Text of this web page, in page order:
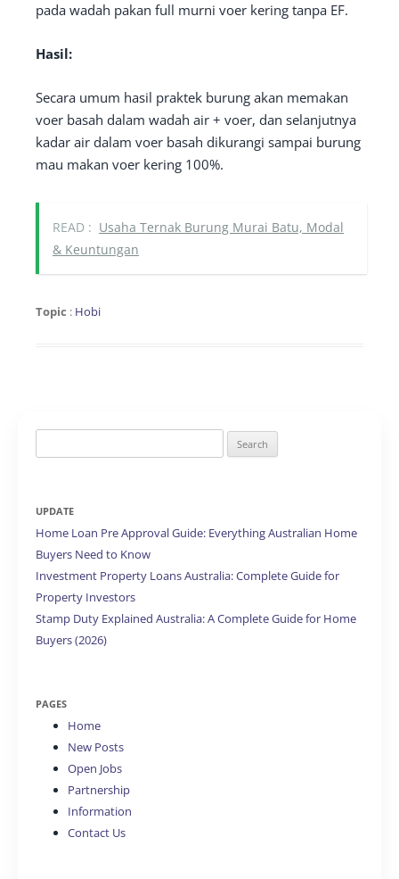
pada wadah pakan full murni voer kering tanpa EF.
Hasil:
Secara umum hasil praktek burung akan memakan
voer basah dalam wadah air + voer, dan selanjutnya
kadar air dalam voer basah dikurangi sampai burung
mau makan voer kering 100%.
READ : Usaha Ternak Burung Murai Batu, Modal
& Keuntungan
Topic : Hobi
for:
UPDATE
Home Loan Pre Approval Guide: Everything Australian Home
Buyers Need to Know
Investment Property Loans Australia: Complete Guide for
Property Investors
Stamp Duty Explained Australia: A Complete Guide for Home
Buyers (2026)
PAGES
Home
New Posts
Open Jobs
Partnership
Information
Contact Us